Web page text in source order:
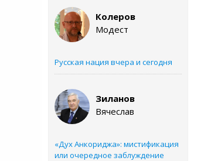
Колеров
Модест
Русская нация вчера и сегодня
Зиланов
Вячеслав
«Дух Анкориджа»: мистификация
или очередное заблуждение